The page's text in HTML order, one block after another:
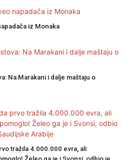
iz Monaka
Na Marakani i dalje maštaju o
tražila 4.000.000 evra, ali